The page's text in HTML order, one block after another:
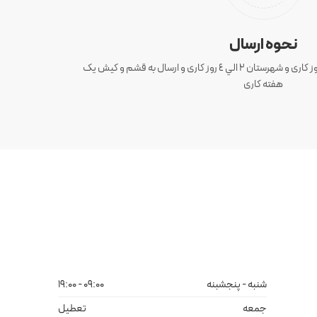
نحوه ارسال
ارسال سفارش های تهران 1 الی 3 روز کاری و شهرستان ٢ الي ٤ روز کاری و ارسال به قشم و کیش یک
هفته کاری
شنبه - پنجشبنه
09:00 - 19:00
جمعه
تعطیل